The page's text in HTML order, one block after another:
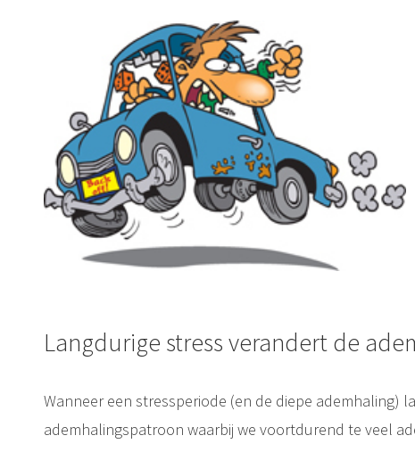
Langdurige stress verandert de
Wanneer een stressperiode (en de diepe ademhaling)
ademhalingspatroon waarbij we voortdurend te veel